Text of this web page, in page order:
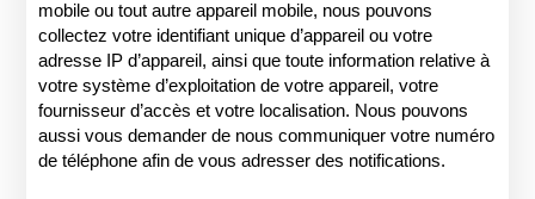
mobile ou tout autre appareil mobile, nous pouvons
collectez votre identifiant unique d’appareil ou votre
adresse IP d’appareil, ainsi que toute information relative à
votre système d’exploitation de votre appareil, votre
fournisseur d’accès et votre localisation. Nous pouvons
aussi vous demander de nous communiquer votre numéro
de téléphone afin de vous adresser des notifications.